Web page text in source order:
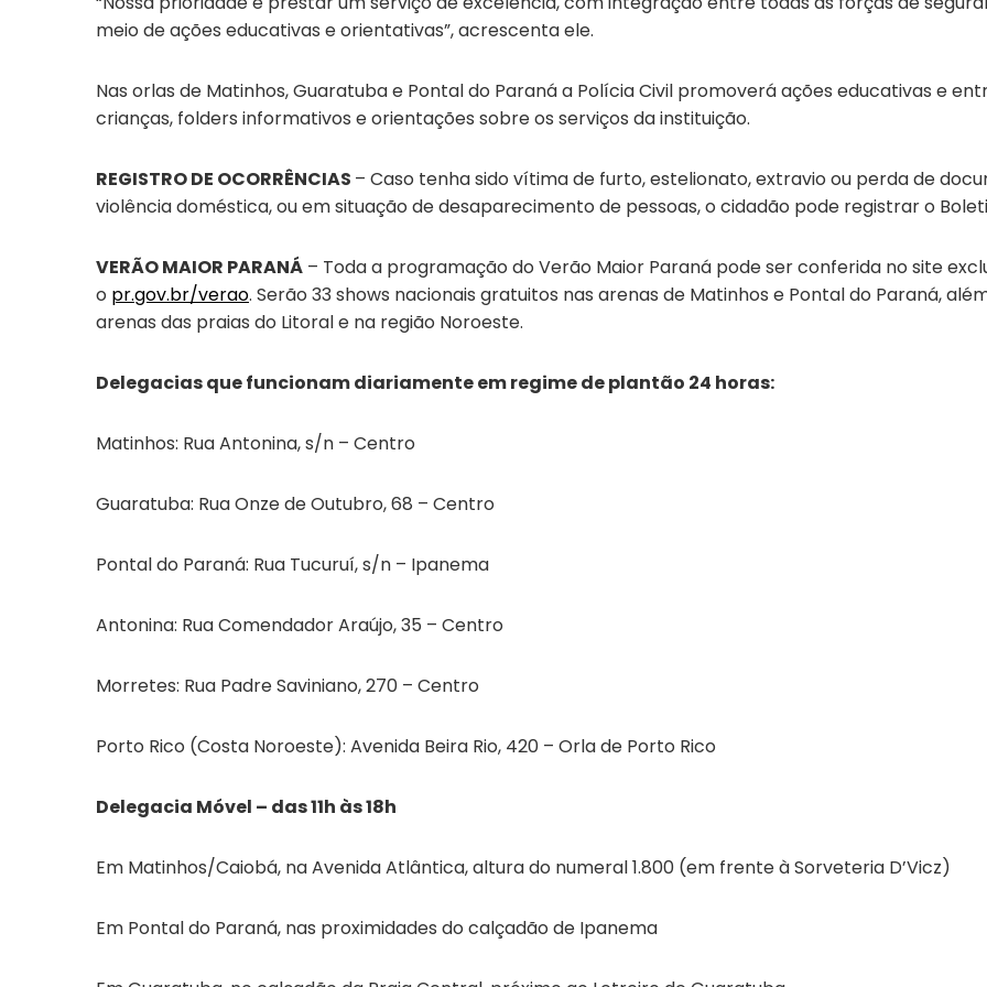
meio de ações educativas e orientativas”, acrescenta ele.
Nas orlas de Matinhos, Guaratuba e Pontal do Paraná a Polícia Civil promoverá ações educativas e
crianças, folders informativos e orientações sobre os serviços da instituição.
REGISTRO DE OCORRÊNCIAS – Caso tenha sido vítima de furto, estelionato, extravio ou perda de
violência doméstica, ou em situação de desaparecimento de pessoas, o cidadão pode registrar o
VERÃO MAIOR PARANÁ – Toda a programação do Verão Maior Paraná pode ser conferida no site
o pr.gov.br/verao. Serão 33 shows nacionais gratuitos nas arenas de Matinhos e Pontal do Paraná,
arenas das praias do Litoral e na região Noroeste.
Delegacias que funcionam diariamente em regime de plantão 24 horas:
Matinhos: Rua Antonina, s/n – Centro
Guaratuba: Rua Onze de Outubro, 68 – Centro
Pontal do Paraná: Rua Tucuruí, s/n – Ipanema
Antonina: Rua Comendador Araújo, 35 – Centro
Morretes: Rua Padre Saviniano, 270 – Centro
Porto Rico (Costa Noroeste): Avenida Beira Rio, 420 – Orla de Porto Rico
Delegacia Móvel – das 11h às 18h
Em Matinhos/Caiobá, na Avenida Atlântica, altura do numeral 1.800 (em frente à Sorveteria D’Vicz)
Em Pontal do Paraná, nas proximidades do calçadão de Ipanema